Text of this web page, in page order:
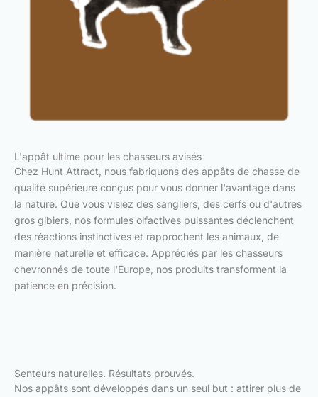
L'appât ultime pour les chasseurs avisés
Chez Hunt Attract, nous fabriquons des appâts de chasse de
qualité supérieure conçus pour vous donner l'avantage dans
la nature. Que vous visiez des sangliers, des cerfs ou d'autres
gros gibiers, nos formules olfactives puissantes déclenchent
des réactions instinctives et rapprochent les animaux, de
manière naturelle et efficace. Appréciés par les chasseurs
chevronnés de toute l'Europe, nos produits transforment la
patience en précision.
Senteurs naturelles. Résultats prouvés.
Nos appâts sont développés dans un seul but : attirer plus de